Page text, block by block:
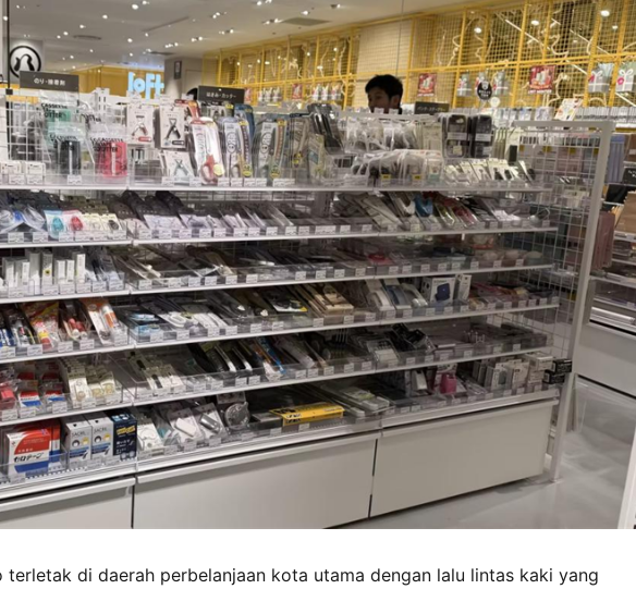
di daerah perbelanjaan kota utama dengan lalu lintas kaki yang